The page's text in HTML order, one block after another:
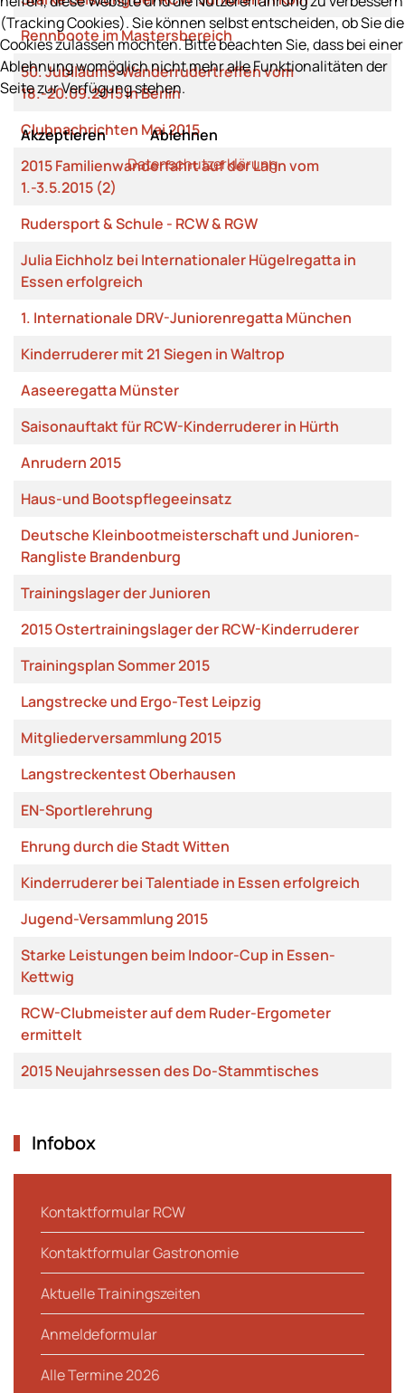
Rennboote im Mastersbereich
50. Jubiläums-Wanderrudertreffen vom
18.-20.09.2015 in Berlin
Clubnachrichten Mai 2015
2015 Familienwanderfahrt auf der Lahn vom
1.-3.5.2015 (2)
Rudersport & Schule - RCW & RGW
Julia Eichholz bei Internationaler Hügelregatta in
Essen erfolgreich
1. Internationale DRV-Juniorenregatta München
Kinderruderer mit 21 Siegen in Waltrop
Aaseeregatta Münster
Saisonauftakt für RCW-Kinderruderer in Hürth
Anrudern 2015
Haus-und Bootspflegeeinsatz
Deutsche Kleinbootmeisterschaft und Junioren-
Rangliste Brandenburg
Trainingslager der Junioren
2015 Ostertrainingslager der RCW-Kinderruderer
Trainingsplan Sommer 2015
Langstrecke und Ergo-Test Leipzig
Mitgliederversammlung 2015
Langstreckentest Oberhausen
EN-Sportlerehrung
Ehrung durch die Stadt Witten
Kinderruderer bei Talentiade in Essen erfolgreich
Jugend-Versammlung 2015
Starke Leistungen beim Indoor-Cup in Essen-
Kettwig
RCW-Clubmeister auf dem Ruder-Ergometer
ermittelt
2015 Neujahrsessen des Do-Stammtisches
Infobox
Kontaktformular RCW
Kontaktformular Gastronomie
Aktuelle Trainingszeiten
Anmeldeformular
Alle Termine 2026
(Tracking Cookies). Sie können selbst entscheiden, ob Sie die
Cookies zulassen möchten. Bitte beachten Sie, dass bei einer
Ablehnung womöglich nicht mehr alle Funktionalitäten der
Seite zur Verfügung stehen.
Akzeptieren
Ablehnen
Datenschutzerklärung